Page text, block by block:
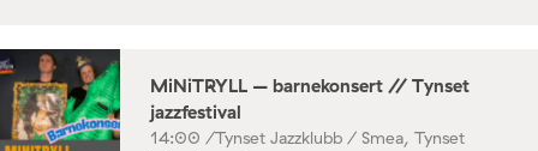
MiNiTRYLL – barnekonsert // Tynset
jazzfestival
14:00 /Tynset Jazzklubb / Smea, Tynset